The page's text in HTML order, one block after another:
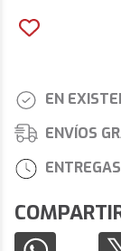
EN
ENVÍOS